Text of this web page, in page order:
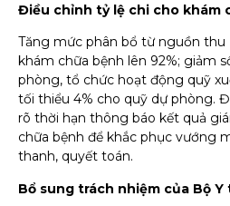
Điều chỉnh tỷ lệ chi cho khám
Tăng mức phân bổ từ nguồn thu
khám chữa bệnh lên 92%; giảm
phòng, tổ chức hoạt động quỹ
tối thiểu 4% cho quỹ dự phòng.
rõ thời hạn thông báo kết quả
chữa bệnh để khắc phục vướng
thanh, quyết toán.
Bổ sung trách nhiệm của Bộ Y